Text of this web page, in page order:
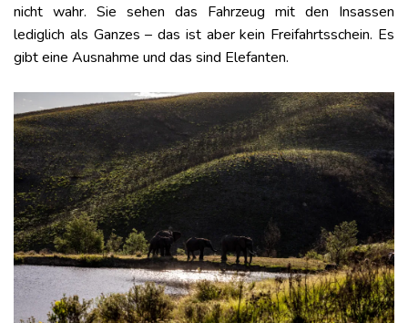
nicht wahr. Sie sehen das Fahrzeug mit den Insassen
lediglich als Ganzes – das ist aber kein Freifahrtsschein. Es
gibt eine Ausnahme und das sind Elefanten.